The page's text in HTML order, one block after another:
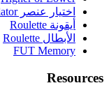
اختيار عنصر Simulator
أيقونة Roulette
الأبطال Roulette
FUT Memory
Resources